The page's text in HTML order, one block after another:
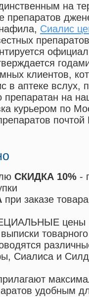
на
препаратов
, Сиалис
препаратов
клиентов,
в аптеке вслух,
препаратан на
курьером по
СКИДКА 10% -
при заказе
цены
Сиалиса и
удобным